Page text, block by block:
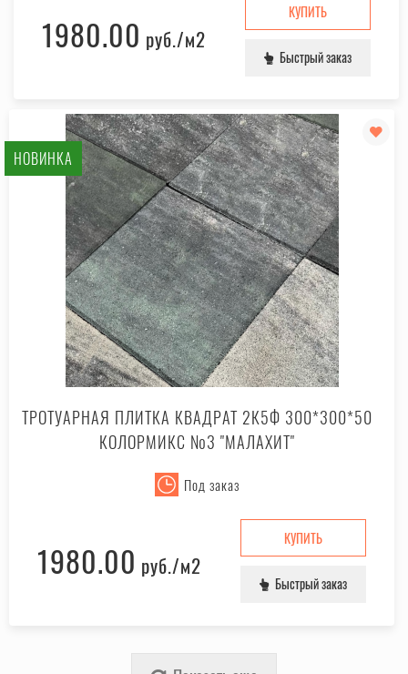
1980.00 руб./м2
КУПИТЬ
Быстрый заказ
НОВИНКА
ТРОТУАРНАЯ ПЛИТКА КВАДРАТ 2К5Ф 300*300*50
КОЛОРМИКС №3 "МАЛАХИТ"
Под заказ
1980.00 руб./м2
КУПИТЬ
Быстрый заказ